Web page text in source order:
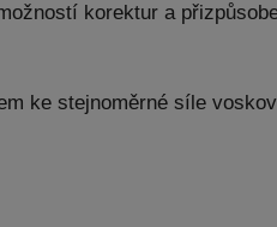
korektur a
ke stejnoměrné síle